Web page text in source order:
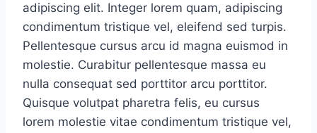
adipiscing elit. Integer lorem quam, adipiscing
condimentum tristique vel, eleifend sed turpis.
Pellentesque cursus arcu id magna euismod in
molestie. Curabitur pellentesque massa eu
nulla consequat sed porttitor arcu porttitor.
Quisque volutpat pharetra felis, eu cursus
lorem molestie vitae condimentum tristique vel,